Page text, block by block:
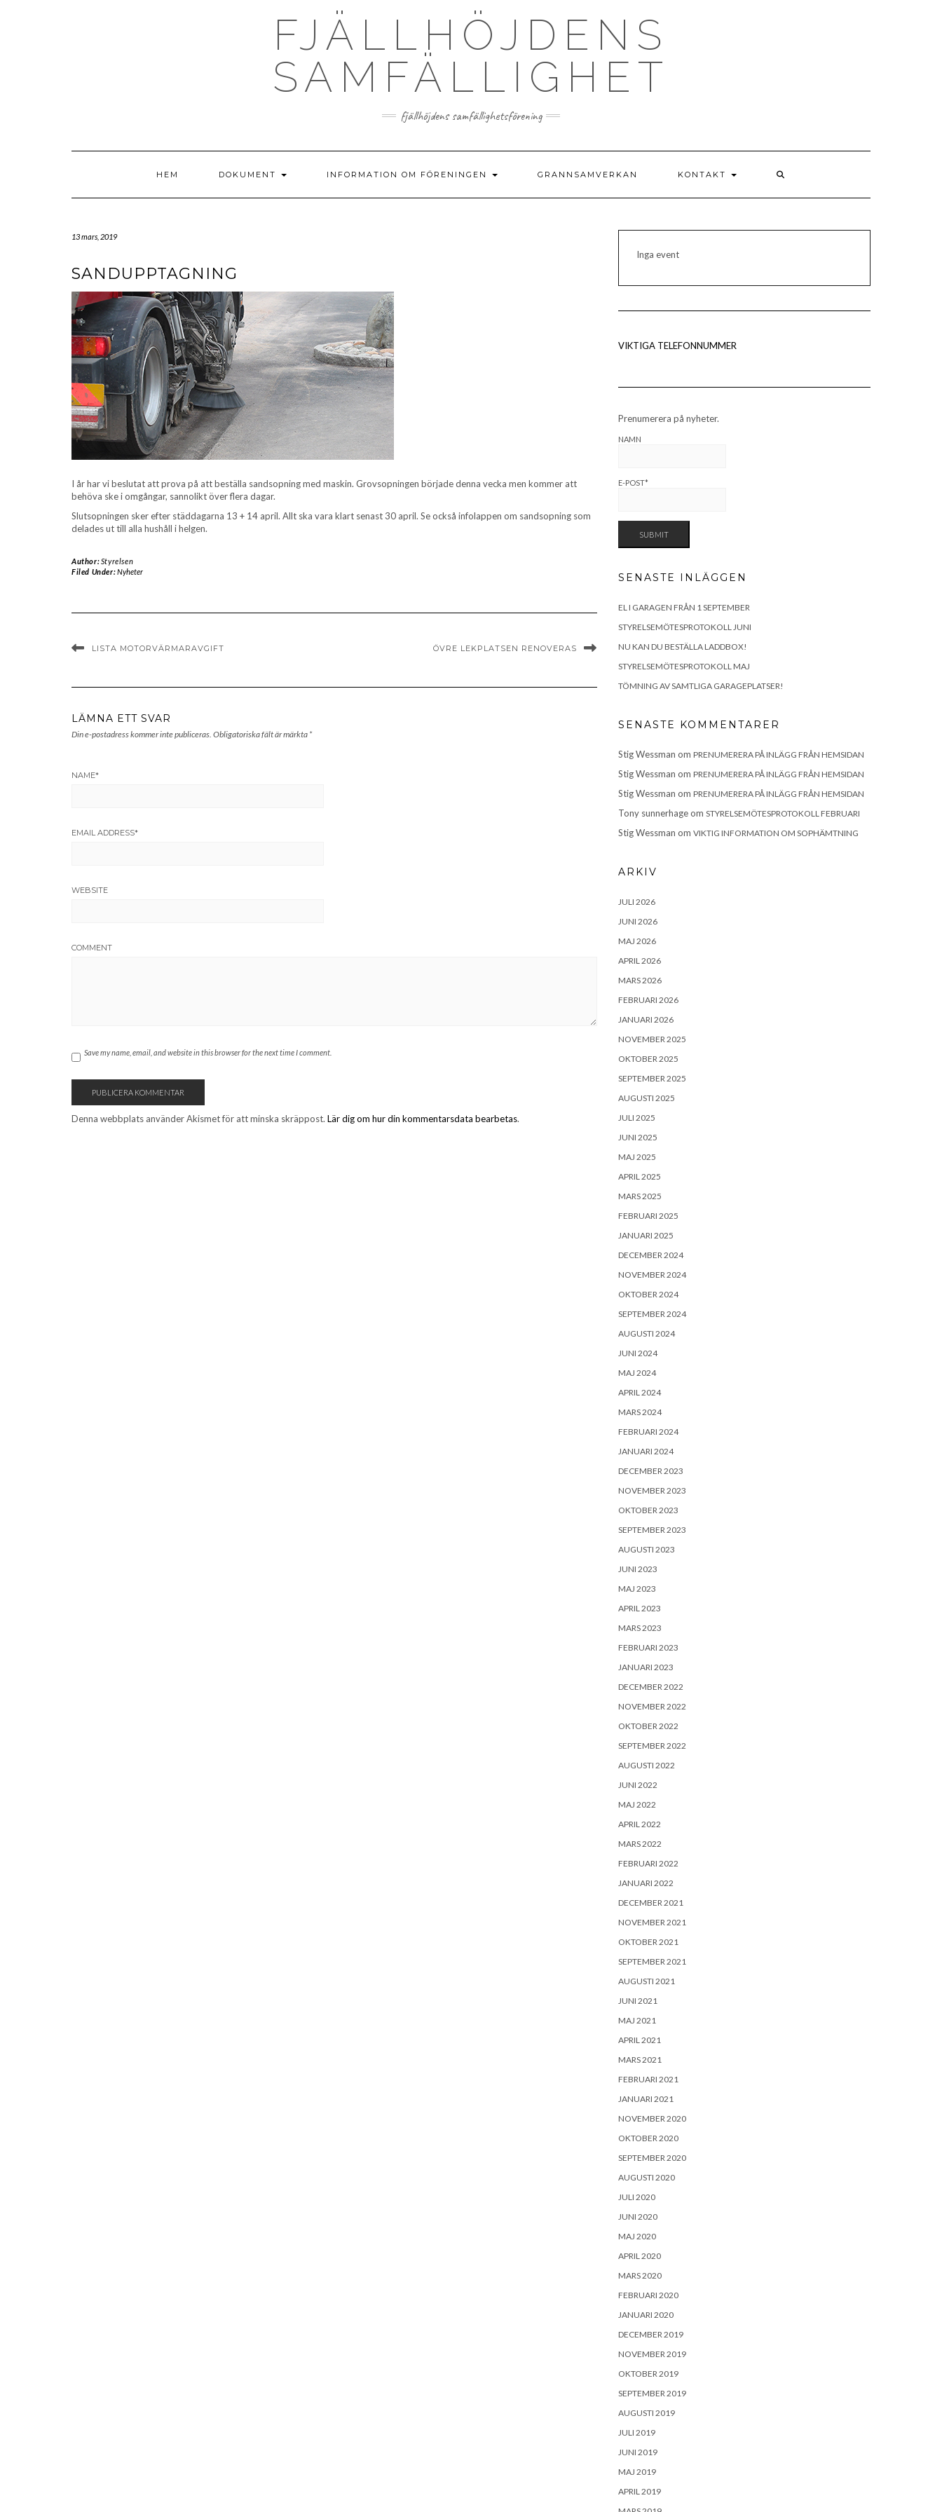
FJÄLLHÖJDENS
SAMFÄLLIGHET
fjällhöjdens samfällighetsförening
HEM DOKUMENT INFORMATION OM FÖRENINGEN GRANNSAMVERKAN KONTAKT
13 mars, 2019
SANDUPPTAGNING
I år har vi beslutat att prova på att beställa sandsopning med maskin. Grovsopningen började denna vecka men kommer att
behöva ske i omgångar, sannolikt över flera dagar.
Slutsopningen sker efter städdagarna 13 + 14 april. Allt ska vara klart senast 30 april. Se också infolappen om sandsopning som
delades ut till alla hushåll i helgen.
Author:Styrelsen
Filed Under:Nyheter
LISTA MOTORVÄRMARAVGIFT ÖVRE LEKPLATSEN RENOVERAS
LÄMNA ETT SVAR
Din e-postadress kommer inte publiceras. Obligatoriska fält är märkta *
NAME*
EMAIL ADDRESS*
WEBSITE
COMMENT
Save my name, email, and website in this browser for the next time I comment.
Denna webbplats använder Akismet för att minska skräppost. Lär dig om hur din kommentarsdata bearbetas.
Inga event
VIKTIGA TELEFONNUMMER
Prenumerera på nyheter.
NAMN
E-POST*
SENASTE INLÄGGEN
EL I GARAGEN FRÅN 1 SEPTEMBER
STYRELSEMÖTESPROTOKOLL JUNI
NU KAN DU BESTÄLLA LADDBOX!
STYRELSEMÖTESPROTOKOLL MAJ
TÖMNING AV SAMTLIGA GARAGEPLATSER!
SENASTE KOMMENTARER
Stig Wessman om PRENUMERERA PÅ INLÄGG FRÅN HEMSIDAN
Stig Wessman om PRENUMERERA PÅ INLÄGG FRÅN HEMSIDAN
Stig Wessman om PRENUMERERA PÅ INLÄGG FRÅN HEMSIDAN
Tony sunnerhageom STYRELSEMÖTESPROTOKOLL FEBRUARI
Stig Wessman om VIKTIG INFORMATION OM SOPHÄMTNING
ARKIV
JULI 2026
JUNI 2026
MAJ 2026
APRIL 2026
MARS 2026
FEBRUARI 2026
JANUARI 2026
NOVEMBER 2025
OKTOBER 2025
SEPTEMBER 2025
AUGUSTI 2025
JULI 2025
JUNI 2025
MAJ 2025
APRIL 2025
MARS 2025
FEBRUARI 2025
JANUARI 2025
DECEMBER 2024
NOVEMBER 2024
OKTOBER 2024
SEPTEMBER 2024
AUGUSTI 2024
JUNI 2024
MAJ 2024
APRIL 2024
MARS 2024
FEBRUARI 2024
JANUARI 2024
DECEMBER 2023
NOVEMBER 2023
OKTOBER 2023
SEPTEMBER 2023
AUGUSTI 2023
JUNI 2023
MAJ 2023
APRIL 2023
MARS 2023
FEBRUARI 2023
JANUARI 2023
DECEMBER 2022
NOVEMBER 2022
OKTOBER 2022
SEPTEMBER 2022
AUGUSTI 2022
JUNI 2022
MAJ 2022
APRIL 2022
MARS 2022
FEBRUARI 2022
JANUARI 2022
DECEMBER 2021
NOVEMBER 2021
OKTOBER 2021
SEPTEMBER 2021
AUGUSTI 2021
JUNI 2021
MAJ 2021
APRIL 2021
MARS 2021
FEBRUARI 2021
JANUARI 2021
NOVEMBER 2020
OKTOBER 2020
SEPTEMBER 2020
AUGUSTI 2020
JULI 2020
JUNI 2020
MAJ 2020
APRIL 2020
MARS 2020
FEBRUARI 2020
JANUARI 2020
DECEMBER 2019
NOVEMBER 2019
OKTOBER 2019
SEPTEMBER 2019
AUGUSTI 2019
JULI 2019
JUNI 2019
MAJ 2019
APRIL 2019